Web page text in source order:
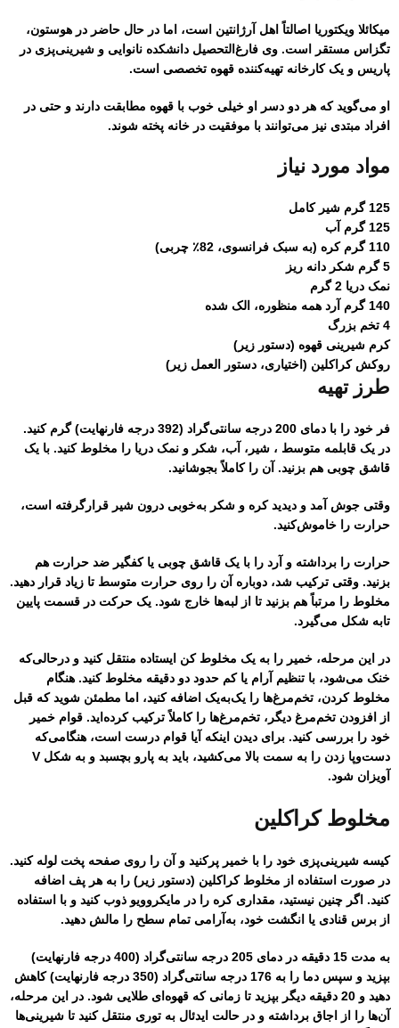
میکائلا ویکتوریا اصالتاً اهل آرژانتین است، اما در حال حاضر در هوستون،
تگزاس مستقر است. وی فارغ‌التحصیل دانشکده نانوایی و شیرینی‌پزی در
پاریس و یک کارخانه تهیه‌کننده قهوه تخصصی است.
او می‌گوید که هر دو دسر او خیلی خوب با قهوه مطابقت دارند و حتی در
افراد مبتدی نیز می‌توانند با موفقیت در خانه پخته شوند.
مواد مورد نیاز
125 گرم شیر کامل
125 گرم آب
110 گرم کره (به سبک فرانسوی، 82٪ چربی)
5 گرم شکر دانه ریز
نمک دریا 2 گرم
140 گرم آرد همه منظوره، الک شده
4 تخم بزرگ
کرم شیرینی قهوه (دستور زیر)
روکش کراکلین (اختیاری، دستور العمل زیر)
طرز تهیه
فر خود را با دمای 200 درجه سانتی‌گراد (392 درجه فارنهایت) گرم کنید.
در یک قابلمه متوسط ​​، شیر، آب، شکر و نمک دریا را مخلوط کنید. با یک
قاشق چوبی هم بزنید. آن را کاملاً بجوشانید.
وقتی جوش آمد و دیدید کره و شکر به‌خوبی درون شیر قرارگرفته است،
حرارت را خاموش‌کنید.
حرارت را برداشته و آرد را با یک قاشق چوبی یا کفگیر ضد حرارت هم
بزنید. وقتی ترکیب شد، دوباره آن را روی حرارت متوسط ​​تا زیاد قرار دهید.
مخلوط را مرتباً هم بزنید تا از لبه‌ها خارج شود. یک حرکت در قسمت پایین
تابه شکل می‌گیرد.
در این مرحله، خمیر را به یک مخلوط کن ایستاده منتقل کنید و درحالی‌که
خنک می‌شود، با تنظیم آرام یا کم حدود دو دقیقه مخلوط کنید. هنگام
مخلوط کردن، تخم‌مرغ‌ها را یک‌به‌یک اضافه کنید، اما مطمئن شوید که قبل
از افزودن تخم‌مرغ دیگر، تخم‌مرغ‌ها را کاملاً ترکیب کرده‌اید. قوام خمیر
خود را بررسی کنید. برای دیدن اینکه آیا قوام درست است، هنگامی‌که
دست‌وپا زدن را به سمت بالا می‌کشید، باید به پارو بچسبد و به شکل V
آویزان شود.
مخلوط کراکلین
کیسه شیرینی‌پزی خود را با خمیر پرکنید و آن را روی صفحه پخت لوله کنید.
در صورت استفاده از مخلوط کراکلین (دستور زیر) را به هر پف اضافه
کنید. اگر چنین نیستید، مقداری کره را در مایکروویو ذوب کنید و با استفاده
از برس قنادی یا انگشت خود، به‌آرامی تمام سطح را مالش دهید.
به مدت 15 دقیقه در دمای 205 درجه سانتی‌گراد (400 درجه فارنهایت)
بپزید و سپس دما را به 176 درجه سانتی‌گراد (350 درجه فارنهایت) کاهش
دهید و 20 دقیقه دیگر بپزید تا زمانی که قهوه‌ای طلایی شود. در این مرحله،
آن‌ها را از اجاق برداشته و در حالت ایدئال به توری منتقل کنید تا شیرینی‌ها